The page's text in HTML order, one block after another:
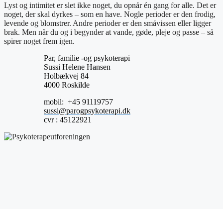
Lyst og intimitet er slet ikke noget, du opnår én gang for alle. Det er
noget, der skal dyrkes – som en have. Nogle perioder er den frodig,
levende og blomstrer. Andre perioder er den småvissen eller ligger
brak. Men når du og i begynder at vande, gøde, pleje og passe – så
spirer noget frem igen.
Par, familie -og psykoterapi
Sussi Helene Hansen
Holbækvej 84
4000 Roskilde
mobil: +45 91119757
sussi@parogpsykoterapi.dk
cvr : 45122921